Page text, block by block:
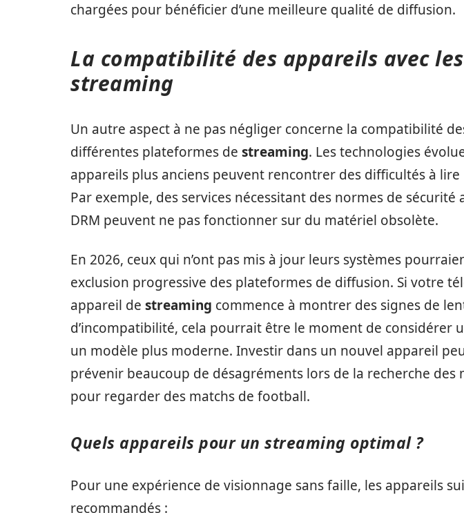
chargées pour bénéficier d’une meilleure qualité de diffusion.
La compatibilité des appareils avec
streaming
Un autre aspect à ne pas négliger concerne la compatibilité
différentes plateformes de streaming. Les technologies
appareils plus anciens peuvent rencontrer des difficultés à
Par exemple, des services nécessitant des normes de sécurité
DRM peuvent ne pas fonctionner sur du matériel obsolète.
En 2026, ceux qui n’ont pas mis à jour leurs systèmes
exclusion progressive des plateformes de diffusion. Si votre
appareil de streaming commence à montrer des signes de
d’incompatibilité, cela pourrait être le moment de considérer
un modèle plus moderne. Investir dans un nouvel appareil
prévenir beaucoup de désagréments lors de la recherche des
pour regarder des matchs de football.
Quels appareils pour un streaming optimal ?
Pour une expérience de visionnage sans faille, les appareils
recommandés :